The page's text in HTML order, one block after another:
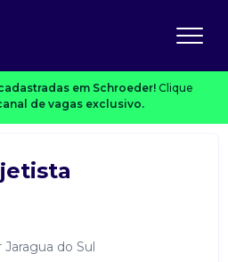
em Schroeder! Clique
de vagas exclusivo.
do Sul